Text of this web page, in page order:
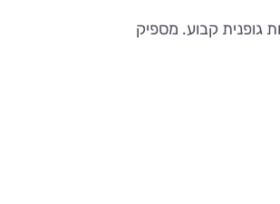
גופנית קבוע. מספיק